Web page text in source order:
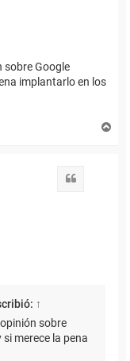
sobre Google
implantarlo en los
↑
sobre
merece la pena